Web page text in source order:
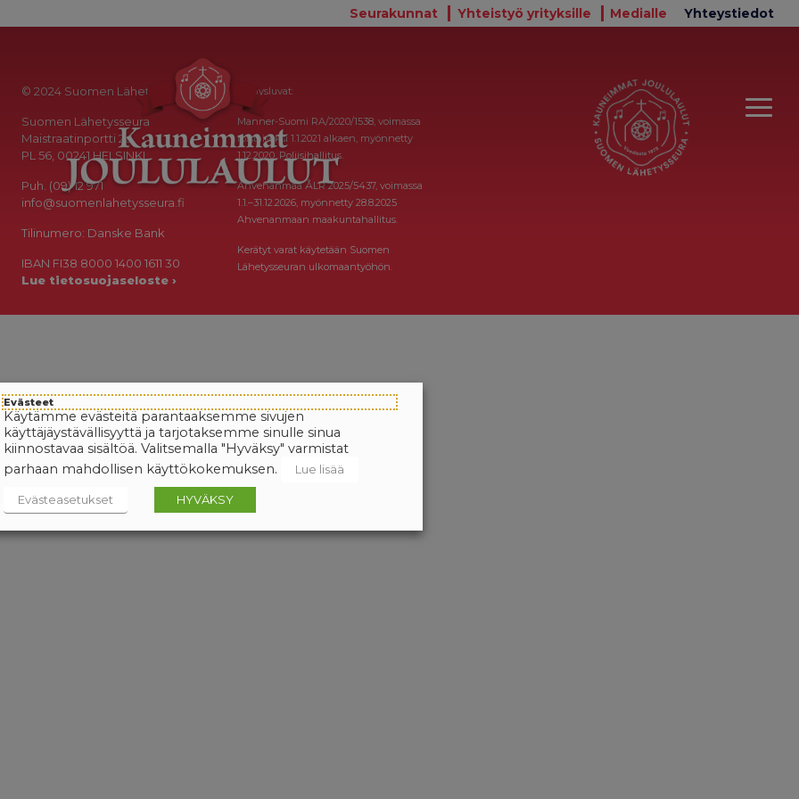
Seurakunnat Yhteistyö yrityksille Medialle Yhteystiedot
© 2024 Suomen Lähetysseura
Suomen Lähetysseura
Maistraatinportti 2a
PL 56, 00241 HELSINKI
Puh. (09) 12 971
info@suomenlahetysseura.fi
Tilinumero: Danske Bank
IBAN FI38 8000 1400 1611 30
Lue tietosuojaseloste ›
Keräysluvat:
Manner-Suomi RA/2020/1538, voimassa
toistaiseksi 1.1.2021 alkaen, myönnetty
1.12.2020, Poliisihallitus.
Ahvenanmaa ÅLR 2025/5437, voimassa
1.1.–31.12.2026, myönnetty 28.8.2025
Ahvenanmaan maakuntahallitus.
Kerätyt varat käytetään Suomen
Lähetysseuran ulkomaantyöhön.
Evästeet
Käytämme evästeitä parantaaksemme sivujen
käyttäjäystävällisyyttä ja tarjotaksemme sinulle sinua
kiinnostavaa sisältöä. Valitsemalla "Hyväksy" varmistat
parhaan mahdollisen käyttökokemuksen.
Lue lisää
Evästeasetukset HYVÄKSY